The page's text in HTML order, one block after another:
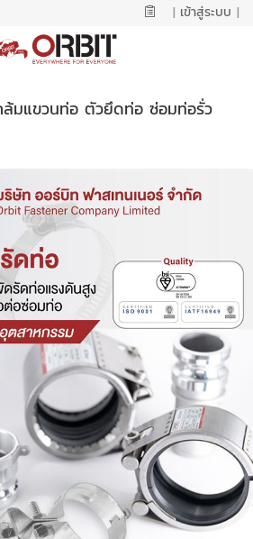
| เข้าสู่ระบบ |
ล้มแขวนท่อ ตัวยึดท่อ ซ่อมท่อรั่ว